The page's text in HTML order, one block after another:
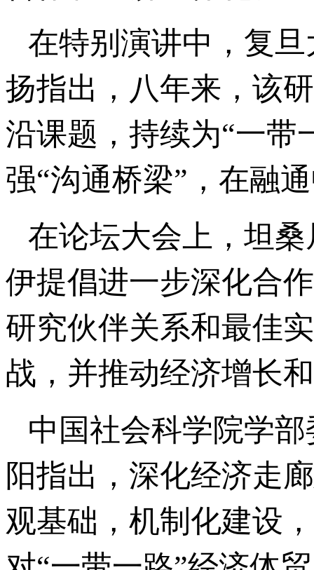
在特别演讲中，复
扬指出，八年来，该
沿课题，持续为“一带
强“沟通桥梁”，在融
在论坛大会上，坦
伊提倡进一步深化合
研究伙伴关系和最佳
战，并推动经济增长
中国社会科学院学
阳指出，深化经济走
观基础，机制化建设